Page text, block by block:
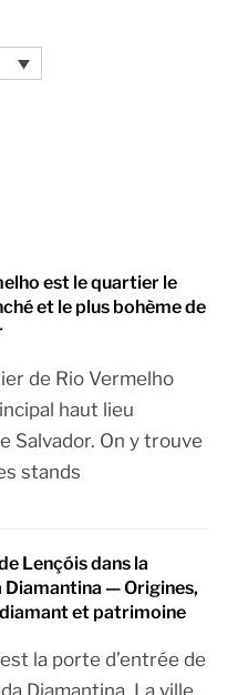
est le quartier le
et le plus bohème de
de Rio Vermelho
haut lieu
Salvador. On y trouve
stands
Lençóis dans la
Diamantina — Origines,
et patrimoine
la porte d’entrée de
Diamantina. La ville